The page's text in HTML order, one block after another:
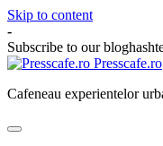
Skip to content
-
Subscribe to our
Presscafe.ro
Cafeneau experientelor